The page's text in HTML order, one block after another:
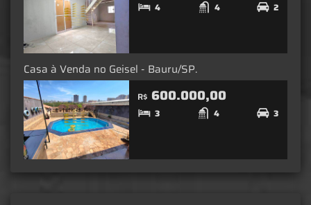
4 4 2
Casa à Venda no Geisel - Bauru/SP.
R$ 600.000,00
3 4 3